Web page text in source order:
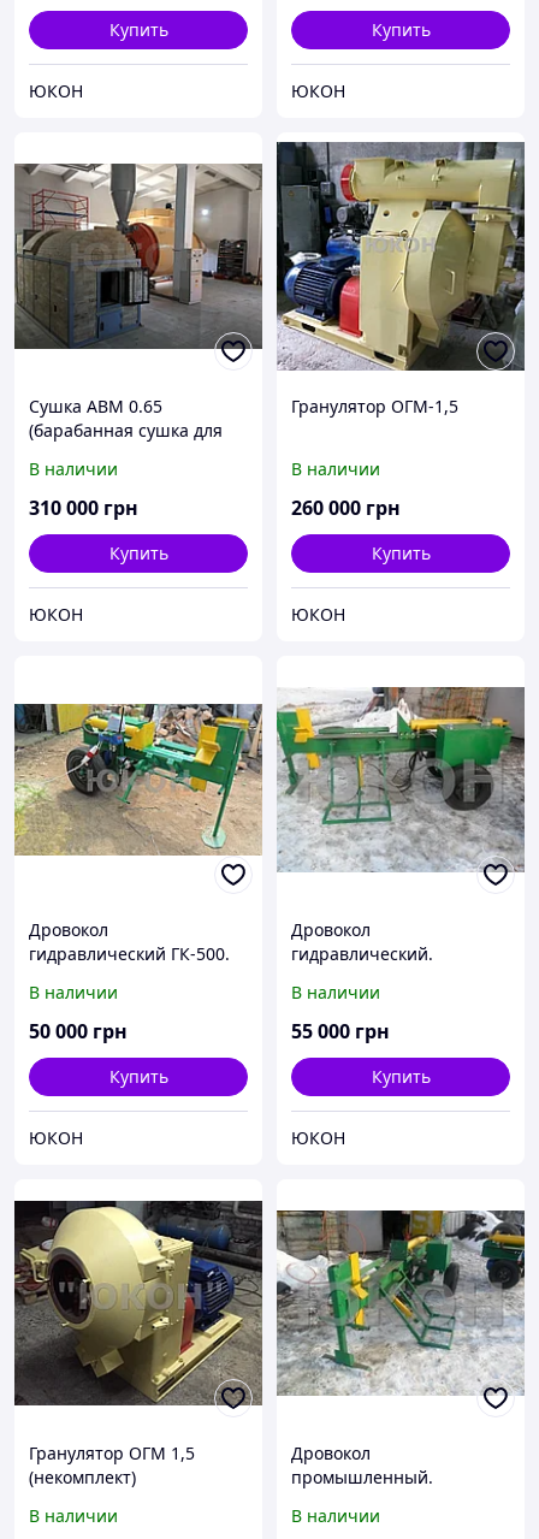
Купить
ЮКОН
Купить
ЮКОН
Сушка АВМ 0.65
(барабанная сушка для
рфа и растительных
отходов)
В наличии
310 000 грн
Купить
ЮКОН
Гранулятор ОГМ-1,5
В наличии
260 000 грн
Купить
ЮКОН
Дровокол
гидравлический ГК-500.
В наличии
50 000 грн
Купить
ЮКОН
Дровокол
гидравлический.
1100*450 мм
В наличии
55 000 грн
Купить
ЮКОН
Гранулятор ОГМ 1,5
(некомплект)
В наличии
Дровокол
промышленный.
1100*450 мм
В наличии